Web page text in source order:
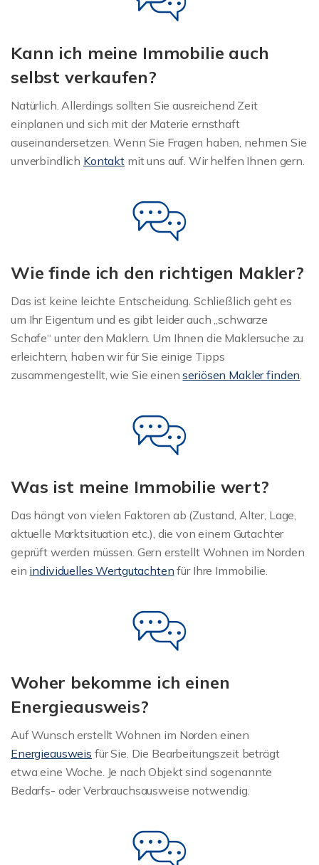
Kann ich meine Immobilie auch
selbst verkaufen?
Natürlich. Allerdings sollten Sie ausreichend Zeit
einplanen und sich mit der Materie ernsthaft
auseinandersetzen. Wenn Sie Fragen haben, nehmen Sie
unverbindlich Kontaktmit uns auf. Wir helfen Ihnen gern.
Wie finde ich den richtigen Makler?
Das ist keine leichte Entscheidung. Schließlich geht es
um Ihr Eigentum und es gibt leider auch „schwarze
Schafe“ unter den Maklern. Um Ihnen die Maklersuche zu
erleichtern, haben wir für Sie einige Tipps
zusammengestellt, wie Sie einenseriösen Makler finden.
Was ist meine Immobilie wert?
Das hängt von vielen Faktoren ab (Zustand, Alter, Lage,
aktuelle Marktsituation etc.), die von einem Gutachter
geprüft werden müssen. Gern erstellt Wohnen im Norden
ein individuelles Wertgutachten für Ihre Immobilie.
Woher bekomme ich einen
Energieausweis?
Auf Wunsch erstellt Wohnen im Norden einen
Energieausweis für Sie. Die Bearbeitungszeit beträgt
etwa eine Woche. Je nach Objekt sind sogenannte
Bedarfs- oder Verbrauchsausweise notwendig.